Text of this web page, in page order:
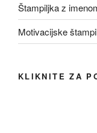
Štampiljka z
Motivacijske
KLIKNITE ZA